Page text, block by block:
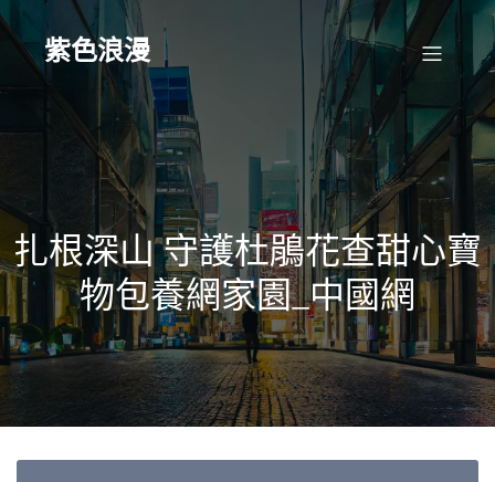
to
content紫色浪漫
扎根深山 守護杜鵑花查甜心寶
物包養網家園_中國網